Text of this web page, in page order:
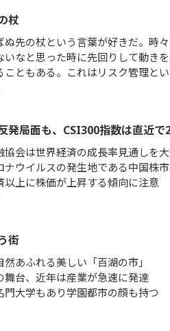
杖
ぬ先の杖という言葉が好きだ。時
いなと思った時に先回りして動き
こともある。これはリスク管理とい
発局面も、CSI300指数は直近で
協会は世界経済の成長率見通しを
ナウイルスの発生地である中国株
以上に株価が上昇する傾向に注意
街
然あふれる美しい「百湖の市」
舞台、近年は産業が急速に発達
門大学もあり学園都市の顔も持つ